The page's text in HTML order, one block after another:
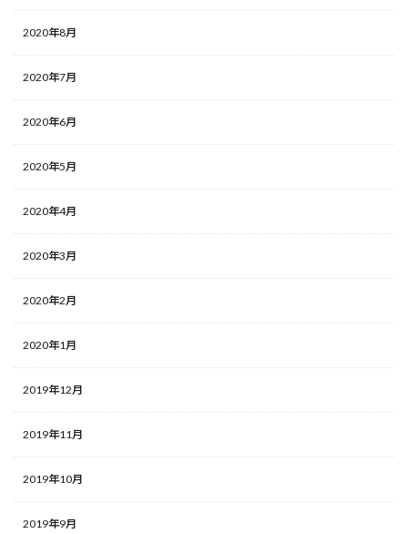
2020年8月
2020年7月
2020年6月
2020年5月
2020年4月
2020年3月
2020年2月
2020年1月
2019年12月
2019年11月
2019年10月
2019年9月